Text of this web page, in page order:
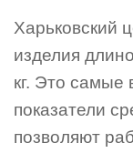
Харьковский
изделия
кг. Это самые
показатели
позволяют